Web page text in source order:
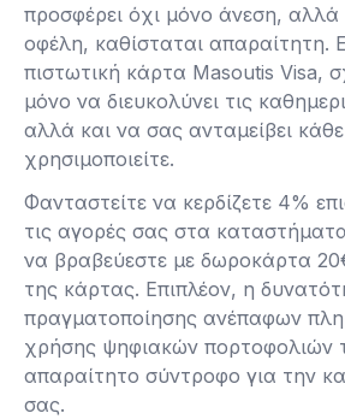
προσφέρει όχι μόνο άνεση, αλλά
οφέλη, καθίσταται απαραίτητη.
πιστωτική κάρτα Masoutis Visa,
μόνο να διευκολύνει τις
αλλά και να σας ανταμείβει
χρησιμοποιείτε.
Φανταστείτε να κερδίζετε 4%
τις αγορές σας στα
να βραβεύεστε με δωροκάρτα
της κάρτας. Επιπλέον, η
πραγματοποίησης ανέπαφων
χρήσης ψηφιακών πορτοφολιών
απαραίτητο σύντροφο για την
σας.